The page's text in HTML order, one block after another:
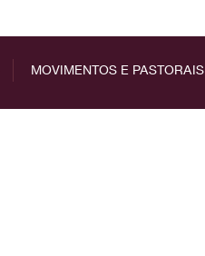
MOVIMENTOS E PASTORAIS